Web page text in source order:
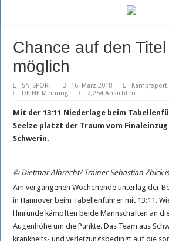
Fragezeichen auf der Diagonalposition
Christian Hüneburg wird neuer Geschäftsführer
Maximilian Böttcher hält weiter den Kasten sauber
FCM Kapitän Tino Witkowski setzt Signal
Neues vom Reitsport
Chance auf den
möglich
SN-SPORT 16. März 2018 Kampfsport,
DEINE Meinung
2,254 Ansichten
Mit der 13:11 Niederlage beim
Seelze platzt der Traum vom
Schwerin.
© Dietmar Albrecht/ Trainer Sebastian Zbick
Am vergangenen Wochenende unterlag der
in Hannover beim Tabellenführer mit 13:11.
Hinrunde kämpften beide Mannschaften an
Augenhöhe um die Punkte. Das Team aus
krankheits- und verletzungsbedingt auf die